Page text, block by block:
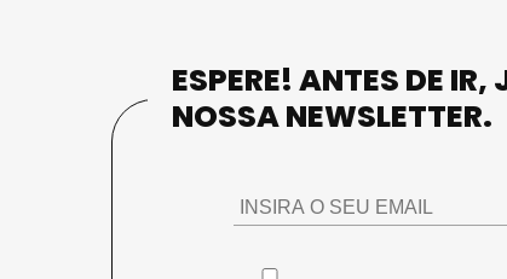
ESPERE! ANTES DE IR,
NOSSA NEWSLETTER.